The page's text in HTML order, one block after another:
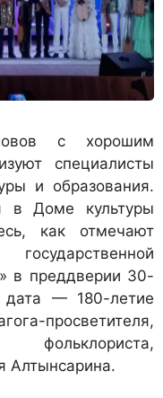
с хорошим
специалисты
и образования.
в Доме культуры
как отмечают
в преддверии 30-
дата — 180-летие
просветителя,
Алтынсарина.